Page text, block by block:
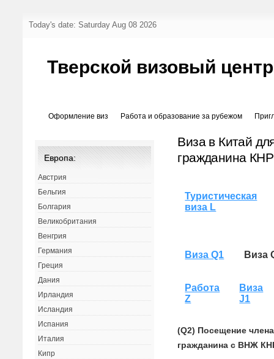
Today's date: Saturday Aug 08 2026
Тверской визовый центр
Оформление виз Работа и образование за рубежом
Виза в Китай
гражданина
Туристическая
виза L
Виза Q1 Виза
Работа
Z
Виза
J1
(Q2) Посещение
гражданина с ВНЖ
Европа:
Австрия
Бельгия
Болгария
Великобритания
Венгрия
Германия
Греция
Дания
Ирландия
Исландия
Испания
Италия
Кипр